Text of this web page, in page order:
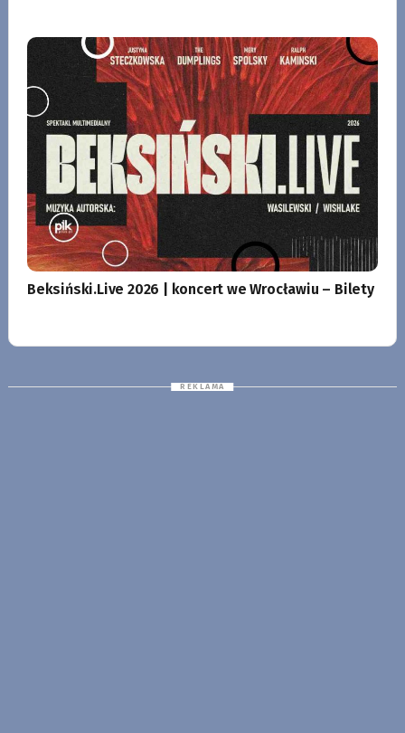
Beksiński.Live 2026 | koncert we Wrocławiu – Bilety